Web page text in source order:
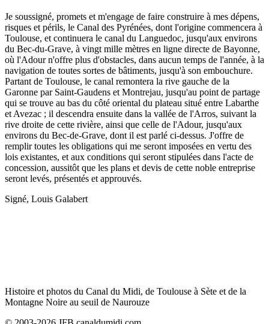
Je soussigné, promets et m'engage de faire construire à mes dépens,
risques et périls, le Canal des Pyrénées, dont l'origine commencera à
Toulouse, et continuera le canal du Languedoc, jusqu'aux environs
du Bec-du-Grave, à vingt mille mètres en ligne directe de Bayonne,
où l'Adour n'offre plus d'obstacles, dans aucun temps de l'année, à la
navigation de toutes sortes de bâtiments, jusqu'à son embouchure.
Partant de Toulouse, le canal remontera la rive gauche de la
Garonne par Saint-Gaudens et Montrejau, jusqu'au point de partage
qui se trouve au bas du côté oriental du plateau situé entre Labarthe
et Avezac ; il descendra ensuite dans la vallée de l'Arros, suivant la
rive droite de cette rivière, ainsi que celle de l'Adour, jusqu'aux
environs du Bec-de-Grave, dont il est parlé ci-dessus. J'offre de
remplir toutes les obligations qui me seront imposées en vertu des
lois existantes, et aux conditions qui seront stipulées dans l'acte de
concession, aussitôt que les plans et devis de cette noble entreprise
seront levés, présentés et approuvés.
Signé, Louis Galabert
Histoire et photos du Canal du Midi, de Toulouse à Sète et de la
Montagne Noire au seuil de Naurouze